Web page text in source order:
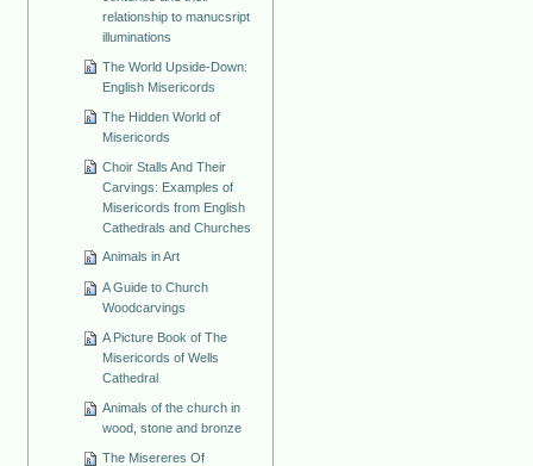
relationship to manucsript
illuminations
The World Upside-Down:
English Misericords
The Hidden World of
Misericords
Choir Stalls And Their
Carvings: Examples of
Misericords from English
Cathedrals and Churches
Animals in Art
A Guide to Church
Woodcarvings
A Picture Book of The
Misericords of Wells
Cathedral
Animals of the church in
wood, stone and bronze
The Misereres Of